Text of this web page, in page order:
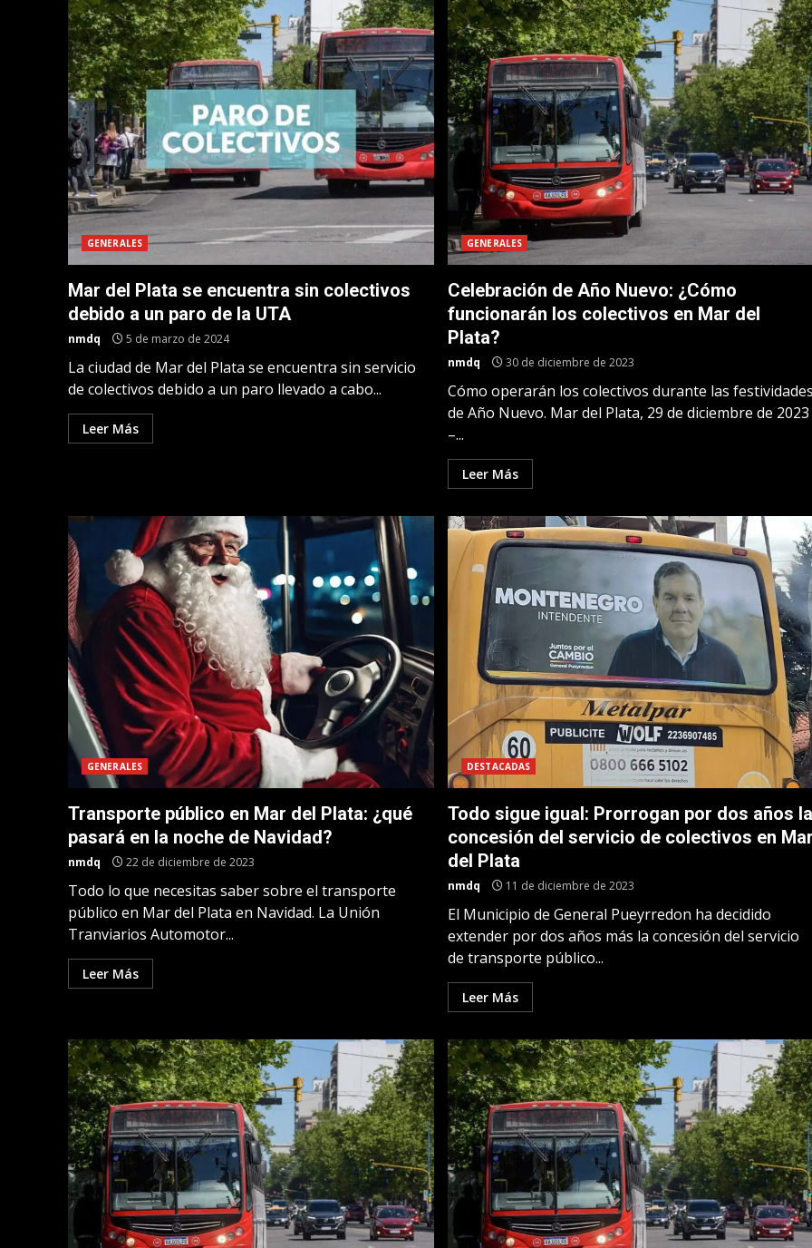
GENERALES
Mar del Plata se encuentra sin colectivos
debido a un paro de la UTA
nmdq 5 de marzo de 2024
La ciudad de Mar del Plata se encuentra sin servicio
de colectivos debido a un paro llevado a cabo...
Leer Más
GENERALES
Celebración de Año Nuevo: ¿Cómo
funcionarán los colectivos en Mar del
Plata?
nmdq 30 de diciembre de 2023
Cómo operarán los colectivos durante las
de Año Nuevo. Mar del Plata, 29 de diciembre de 2023
–...
Leer Más
GENERALES
Transporte público en Mar del Plata: ¿qué
pasará en la noche de Navidad?
nmdq 22 de diciembre de 2023
Todo lo que necesitas saber sobre el transporte
público en Mar del Plata en Navidad. La Unión
Tranviarios Automotor...
Leer Más
DESTACADAS
Todo sigue igual: Prorrogan por dos años
concesión del servicio de colectivos en
del Plata
nmdq 11 de diciembre de 2023
El Municipio de General Pueyrredon ha decidido
extender por dos años más la concesión del servicio
de transporte público...
Leer Más